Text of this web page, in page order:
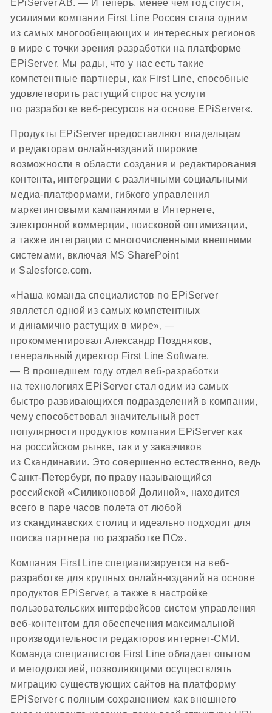
EPiServer AB. — И теперь, менее чем год спустя,
усилиями компании First Line Россия стала одним
из самых многообещающих и интересных регионов
в мире с точки зрения разработки на платформе
EPiServer. Мы рады, что у нас есть такие
компетентные партнеры, как First Line, способные
удовлетворить растущий спрос на услуги
по разработке веб-ресурсов на основе EPiServer«.
Продукты EPiServer предоставляют владельцам
и редакторам онлайн-изданий широкие
возможности в области создания и редактирования
контента, интеграции с различными социальными
медиа-платформами, гибкого управления
маркетинговыми кампаниями в Интернете,
электронной коммерции, поисковой оптимизации,
а также интеграции с многочисленными внешними
системами, включая MS SharePoint
и Salesforce.com.
«Наша команда специалистов по EPiServer
является одной из самых компетентных
и динамично растущих в мире», —
прокомментировал Александр Поздняков,
генеральный директор First Line Software.
— В прошедшем году отдел веб-разработки
на технологиях EPiServer стал одим из самых
быстро развивающихся подразделений в компании,
чему способствовал значительный рост
популярности продуктов компании EPiServer как
на российском рынке, так и у заказчиков
из Скандинавии. Это совершенно естественно, ведь
Санкт-Петербург, по праву называющийся
российской «Силиконовой Долиной», находится
всего в паре часов полета от любой
из скандинавских столиц и идеально подходит для
поиска партнера по разработке ПО».
Компания First Line специализируется на веб-
разработке для крупных онлайн-изданий на основе
продуктов EPiServer, а также в настройке
пользовательских интерфейсов систем управления
веб-контентом для обеспечения максимальной
производительности редакторов интернет-СМИ.
Команда специалистов First Line обладает опытом
и методологией, позволяющими осуществлять
миграцию существующих сайтов на платформу
EPiServer с полным сохранением как внешнего